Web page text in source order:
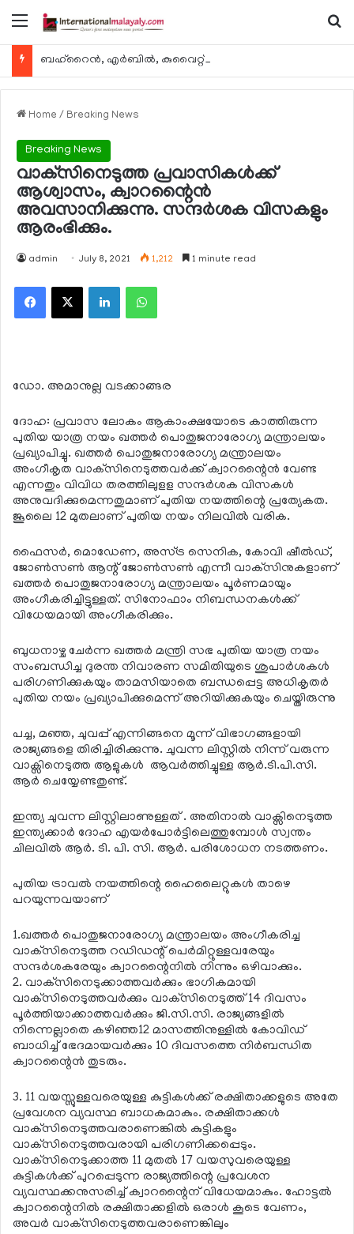
Menu
Home / Breaking News
Breaking News
വാക്‌സിനെടുത്ത പ്രവാസികള്‍ക്ക്
ആശ്വാസം, ക്വാറന്റൈന്‍
അവസാനിക്കുന്നു. സന്ദര്‍ശക വിസകളും
ആരംഭിക്കും.
admin July 8, 2021 1,212 1 minute read
Facebook
X LinkedInWhatsApp
ഡോ. അമാനുല്ല വടക്കാങ്ങര
ദോഹ: പ്രവാസ ലോകം ആകാംക്ഷയോടെ കാത്തിരുന്ന
പുതിയ യാത്ര നയം ഖത്തര്‍ പൊതുജനാരോഗ്യ മന്ത്രാലയം
പ്രഖ്യാപിച്ചു. ഖത്തര്‍ പൊതുജനാരോഗ്യ മന്ത്രാലയം
അംഗീകൃത വാക്‌സിനെടുത്തവര്‍ക്ക് ക്വാറന്റൈന്‍ വേണ്ട
എന്നതും വിവിധ തരത്തിലുളള സന്ദര്‍ശക വിസകള്‍
അനുവദിക്കുമെന്നതുമാണ് പുതിയ നയത്തിന്റെ പ്രത്യേകത.
ജൂലൈ 12 മുതലാണ് പുതിയ നയം നിലവില്‍ വരിക.
ഫൈസര്‍, മൊഡേണ, അസ്ട്ര സെനിക, കോവി ഷീല്‍ഡ്,
ജോണ്‍സണ്‍ ആന്റ് ജോണ്‍സണ്‍ എന്നീ വാക്‌സിനുകളാണ്
ഖത്തര്‍ പൊതുജനാരോഗ്യ മന്ത്രാലയം പൂര്‍ണമായും
അംഗീകരിച്ചിട്ടുള്ളത്. സിനോഫാം നിബന്ധനകള്‍ക്ക്
വിധേയമായി അംഗീകരിക്കും.
ബുധനാഴ്ച ചേര്‍ന്ന ഖത്തര്‍ മന്ത്രി സഭ പുതിയ യാത്ര നയം
സംബന്ധിച്ച ദുരന്ത നിവാരണ സമിതിയുടെ ശുപാര്‍ശകള്‍
പരിഗണിക്കുകയും താമസിയാതെ ബന്ധപ്പെട്ട അധികൃതര്‍
പുതിയ നയം പ്രഖ്യാപിക്കുമെന്ന് അറിയിക്കുകയും ചെയ്തിരുന്നു
പച്ച, മഞ്ഞ, ചുവപ്പ് എന്നിങ്ങനെ മൂന്ന് വിഭാഗങ്ങളായി
രാജ്യങ്ങളെ തിരിച്ചിരിക്കുന്നു. ചുവന്ന ലിസ്റ്റില്‍ നിന്ന് വരുന്ന
വാക്സിനെടുത്ത ആളുകള്‍ ആവര്‍ത്തിച്ചുള്ള ആര്‍.ടി.പി.സി.
ആര്‍ ചെയ്യേണ്ടതുണ്ട്.
ഇന്ത്യ ചുവന്ന ലിസ്റ്റിലാണുള്ളത് . അതിനാല്‍ വാക്സിനെടുത്ത
ഇന്ത്യക്കാര്‍ ദോഹ എയര്‍പോര്‍ട്ടിലെത്തുമ്പോള്‍ സ്വന്തം
ചിലവില്‍ ആര്‍. ടി. പി. സി. ആര്‍. പരിശോധന നടത്തണം.
പുതിയ ട്രാവല്‍ നയത്തിന്റെ ഹൈലൈറ്റുകള്‍ താഴെ
പറയുന്നവയാണ്
1.ഖത്തര്‍ പൊതുജനാരോഗ്യ മന്ത്രാലയം അംഗീകരിച്ച
വാക്‌സിനെടുത്ത റഡിഡന്റ് പെര്‍മിറ്റുള്ളവരേയും
സന്ദര്‍ശകരേയും ക്വാറന്റൈനില്‍ നിന്നും ഒഴിവാക്കും.
2. വാക്‌സിനെടുക്കാത്തവര്‍ക്കും ഭാഗികമായി
വാക്‌സിനെടുത്തവര്‍ക്കും വാക്‌സിനെടുത്ത് 14 ദിവസം
പൂര്‍ത്തിയാക്കാത്തവര്‍ക്കും ജി.സി.സി. രാജ്യങ്ങളില്‍
നിന്നെല്ലാതെ കഴിഞ്ഞ12 മാസത്തിനുള്ളില്‍ കോവിഡ്
ബാധിച്ച് ഭേദമായവര്‍ക്കും 10 ദിവസത്തെ നിര്‍ബന്ധിത
ക്വാറന്റൈന്‍ തുടരും.
3. 11 വയസ്സുള്ളവരെയുള്ള കുട്ടികള്‍ക്ക് രക്ഷിതാക്കളുടെ അതേ
പ്രവേശന വ്യവസ്ഥ ബാധകമാകും. രക്ഷിതാക്കള്‍
വാക്‌സിനെടുത്തവരാണെങ്കില്‍ കുട്ടികളും
വാക്‌സിനെടുത്തവരായി പരിഗണിക്കപ്പെടും.
വാക്‌സിനെടുക്കാത്ത 11 മുതല്‍ 17 വയസുവരെയുള്ള
കുട്ടികള്‍ക്ക് പുറപ്പെടുന്ന രാജ്യത്തിന്റെ പ്രവേശന
വ്യവസ്ഥക്കനുസരിച്ച് ക്വാറന്റൈന് വിധേയമാകും. ഹോട്ടല്‍
ക്വാറന്റൈനില്‍ രക്ഷിതാക്കളില്‍ ഒരാള്‍ കൂടെ വേണം,
അവര്‍ വാക്‌സിനെടുത്തവരാണെങ്കിലും